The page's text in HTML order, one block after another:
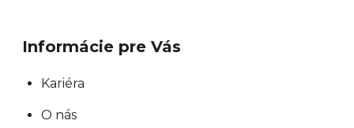
Informácie pre Vás
Kariéra
O nás